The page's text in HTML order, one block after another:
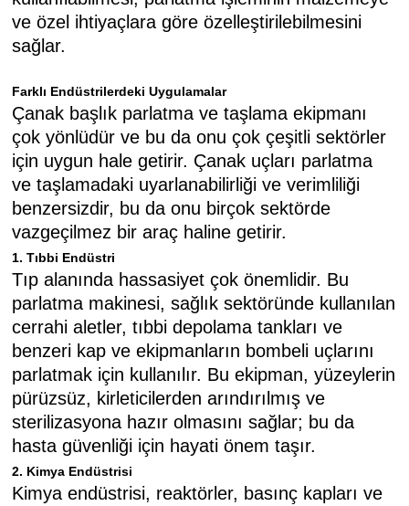
ve özel ihtiyaçlara göre özelleştirilebilmesini
sağlar.
Farklı Endüstrilerdeki Uygulamalar
Çanak başlık parlatma ve taşlama ekipmanı
çok yönlüdür ve bu da onu çok çeşitli sektörler
için uygun hale getirir. Çanak uçları parlatma
ve taşlamadaki uyarlanabilirliği ve verimliliği
benzersizdir, bu da onu birçok sektörde
vazgeçilmez bir araç haline getirir.
1. Tıbbi Endüstri
Tıp alanında hassasiyet çok önemlidir. Bu
parlatma makinesi, sağlık sektöründe kullanılan
cerrahi aletler, tıbbi depolama tankları ve
benzeri kap ve ekipmanların bombeli uçlarını
parlatmak için kullanılır. Bu ekipman, yüzeylerin
pürüzsüz, kirleticilerden arındırılmış ve
sterilizasyona hazır olmasını sağlar; bu da
hasta güvenliği için hayati önem taşır.
2. Kimya Endüstrisi
Kimya endüstrisi, reaktörler, basınç kapları ve